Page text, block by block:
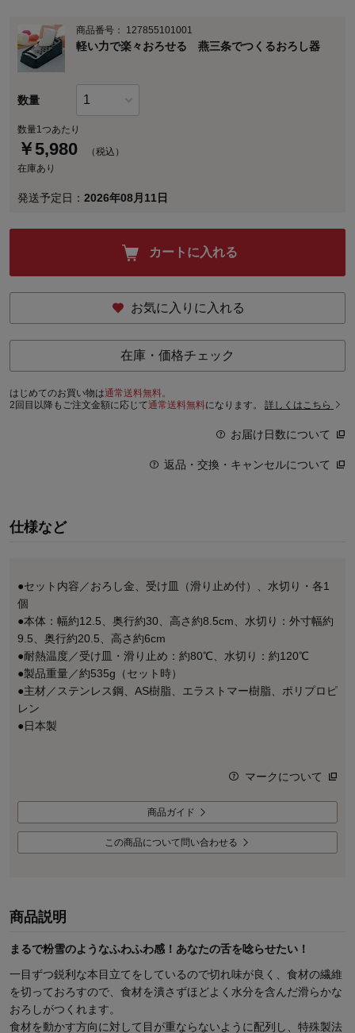
商品番号： 127855101001
軽い力で楽々おろせる 燕三条でつくるおろし器
数量
数量1つあたり
￥ 5,980
（税込）
在庫あり
発送予定日： 2026年08月11日
カートに入れる
お気に入りに入れる
在庫・価格チェック
はじめてのお買い物は通常送料無料。
2回目以降もご注文金額に応じて通常送料無料になります。 詳しくはこちら
お届け日数について
返品・交換・キャンセルについて
仕様など
●セット内容／おろし金、受け皿（滑り止め付）、水切り・各1
個
●本体：幅約12.5、奥行約30、高さ約8.5cm、水切り：外寸幅約
9.5、奥行約20.5、高さ約6cm
●耐熱温度／受け皿・滑り止め：約80℃、水切り：約120℃
●製品重量／約535g（セット時）
●主材／ステンレス鋼、AS樹脂、エラストマー樹脂、ポリプロピ
レン
●日本製
マークについて
商品ガイド
この商品について問い合わせる
商品説明
まるで粉雪のようなふわふわ感！あなたの舌を唸らせたい！
一目ずつ鋭利な本目立てをしているので切れ味が良く、食材の繊維
を切っておろすので、食材を潰さずほどよく水分を含んだ滑らかな
おろしがつくれます。
食材を動かす方向に対して目が重ならないように配列し、特殊製法